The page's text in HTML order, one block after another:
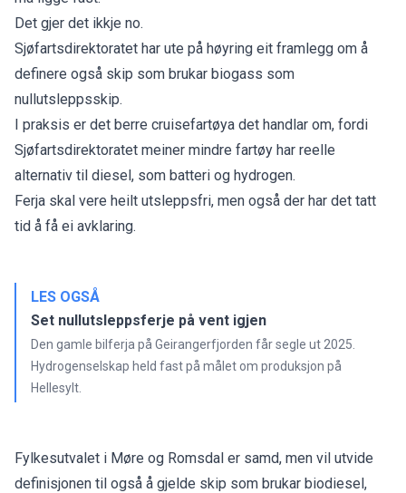
Det gjer det ikkje no.
Sjøfartsdirektoratet har ute på høyring eit framlegg om å
definere også skip som brukar biogass som
nullutsleppsskip.
I praksis er det berre cruisefartøya det handlar om, fordi
Sjøfartsdirektoratet meiner mindre fartøy har reelle
alternativ til diesel, som batteri og hydrogen.
Ferja skal vere heilt utsleppsfri, men også der har det tatt
tid å få ei avklaring.
LES OGSÅ
Set nullutsleppsferje på vent igjen
Den gamle bilferja på Geirangerfjorden får segle ut 2025.
Hydrogenselskap held fast på målet om produksjon på
Hellesylt.
Fylkesutvalet i Møre og Romsdal er samd, men vil utvide
definisjonen til også å gjelde skip som brukar biodiesel,